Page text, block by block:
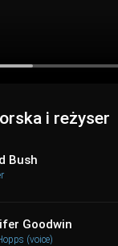
i reżyser
Bush
Goodwin
(voice)